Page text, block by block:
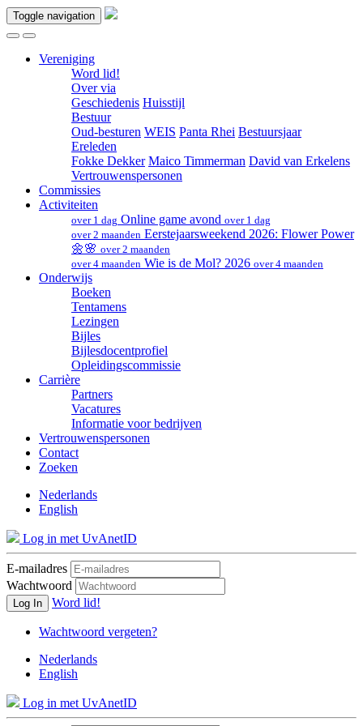
Toggle navigation
Vereniging
Word lid!
Over via
Geschiedenis Huisstijl
Bestuur
Oud-besturen WEIS Panta Rhei Bestuursjaar
Ereleden
Fokke Dekker Maico Timmerman David van Erkelens
Vertrouwenspersonen
Commissies
Activiteiten
over 1 dag Online game avond over 1 dag
over 2 maanden Eerstejaarsweekend 2026: Flower Power
🌼🌸 over 2 maanden
over 4 maanden Wie is de Mol? 2026 over 4 maanden
Onderwijs
Boeken
Tentamens
Lezingen
Bijles
Bijlesdocentprofiel
Opleidingscommissie
Carrière
Partners
Vacatures
Informatie voor bedrijven
Vertrouwenspersonen
Contact
Zoeken
Nederlands
English
Log in met UvAnetID
E-mailadres
Wachtwoord
Log In Word lid!
Wachtwoord vergeten?
Nederlands
English
Log in met UvAnetID